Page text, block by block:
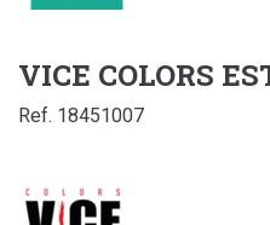
VICE COLORS
Ref. 18451007